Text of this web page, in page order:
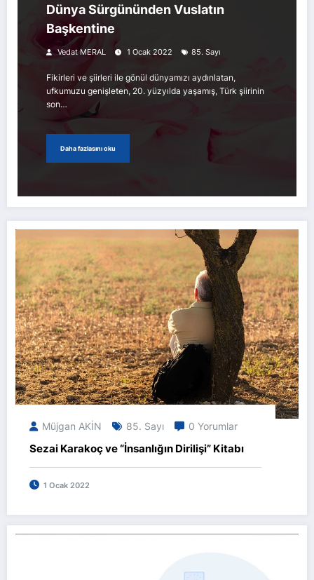
Dünya Sürgününden Vuslatın
Başkentine
Vedat MERAL 1 Ocak 2022 85. Sayı
Fikirleri ve şiirleri ile gönül dünyamızı aydınlatan,
ufkumuzu genişleten, 20. yüzyılda yaşamış, Türk şiirinin
son…
Daha fazlasını oku
Müjgan AKİN 85. Sayı 0 Yorumlar
Sezai Karakoç ve “İnsanlığın Dirilişi” Kitabı
1 Ocak 2022